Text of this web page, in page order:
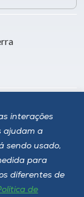
interações
ajudam a
sendo usado,
para
diferentes de
de